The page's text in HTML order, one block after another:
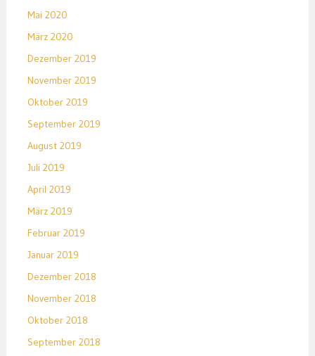
Mai 2020
März 2020
Dezember 2019
November 2019
Oktober 2019
September 2019
August 2019
Juli 2019
April 2019
März 2019
Februar 2019
Januar 2019
Dezember 2018
November 2018
Oktober 2018
September 2018